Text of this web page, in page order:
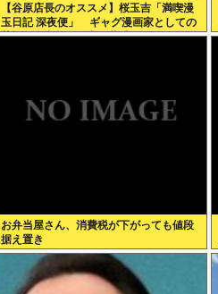
【谷原店長のオススメ】桜玉吉「満喫漫
玉日記 深夜便」 ギャグ漫画家としての
苦悩経た中年の日常に共感
お弁当屋さん、消費税が下がっても値段
据え置き